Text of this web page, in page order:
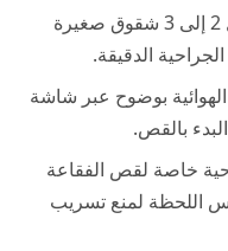
يقوم الجراح بعمل 2 إلى 3 شقوق صغيرة
الدقيقة.
بوضوح عبر شاشة
بالقص.
خاصة لقص الفقاعة
اللحظة لمنع تسريب